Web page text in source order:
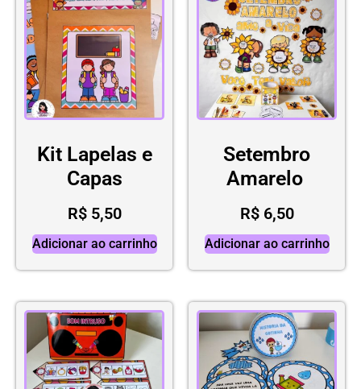
Kit Lapelas e
Capas
R$5,50
Adicionar ao carrinho
Setembro
Amarelo
R$6,50
Adicionar ao carrinho